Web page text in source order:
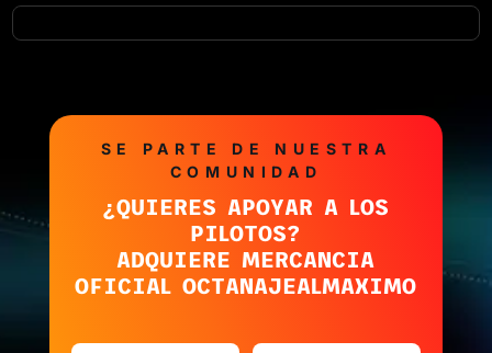
SE PARTE DE NUESTRA
COMUNIDAD
¿QUIERES APOYAR A LOS
PILOTOS?
ADQUIERE MERCANCIA
OFICIAL OCTANAJEALMAXIMO